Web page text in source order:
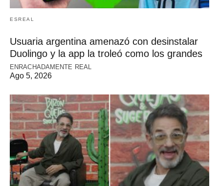
ESREAL
Usuaria argentina amenazó con desinstalar
Duolingo y la app la troleó como los grandes
ENRACHADAMENTE REAL
Ago 5, 2026